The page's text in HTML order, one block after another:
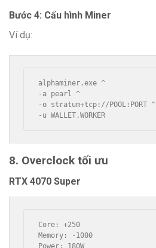
Bước 4: Cấu hình Miner
Ví dụ:
alphaminer.exe ^
-a pearl ^
-o stratum+tcp://POOL:PORT ^
-u WALLET.WORKER
8. Overclock tối ưu
RTX 4070 Super
Core: +250
Memory: -1000
Power: 180W